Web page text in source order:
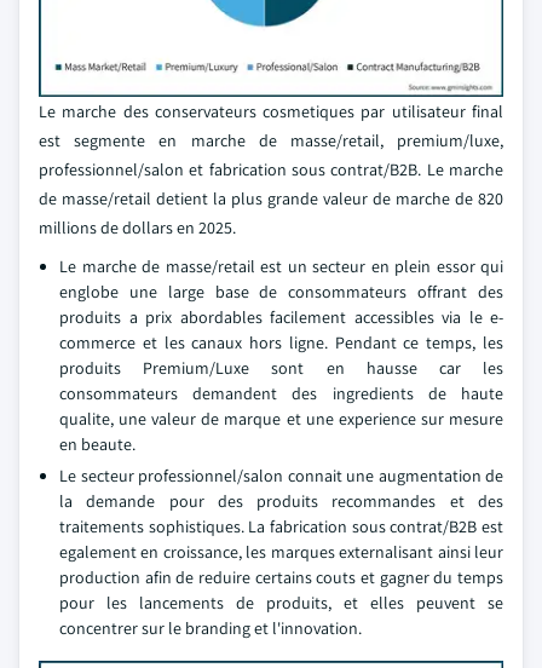
Le marche des conservateurs cosmetiques par utilisateur final
est segmente en marche de masse/retail, premium/luxe,
professionnel/salon et fabrication sous contrat/B2B. Le marche
de masse/retail detient la plus grande valeur de marche de 820
millions de dollars en 2025.
Le marche de masse/retail est un secteur en plein essor qui
englobe une large base de consommateurs offrant des
produits a prix abordables facilement accessibles via le e-
commerce et les canaux hors ligne. Pendant ce temps, les
produits Premium/Luxe sont en hausse car les
consommateurs demandent des ingredients de haute
qualite, une valeur de marque et une experience sur mesure
en beaute.
Le secteur professionnel/salon connait une augmentation de
la demande pour des produits recommandes et des
traitements sophistiques. La fabrication sous contrat/B2B est
egalement en croissance, les marques externalisant ainsi leur
production afin de reduire certains couts et gagner du temps
pour les lancements de produits, et elles peuvent se
concentrer sur le branding et l'innovation.